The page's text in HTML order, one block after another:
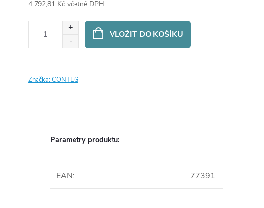
4 792,81 Kč včetně DPH
VLOŽIT DO KOŠÍKU
Značka:CONTEG
Parametry produktu:
EAN: 77391